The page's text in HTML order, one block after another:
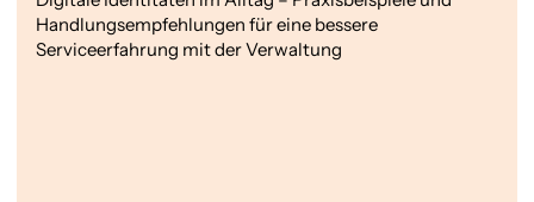
Handlungsempfehlungen für eine bessere
Serviceerfahrung mit der Verwaltung